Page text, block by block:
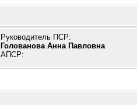
Руководитель ПСР:
Голованова Анна Павловна
АПСР: